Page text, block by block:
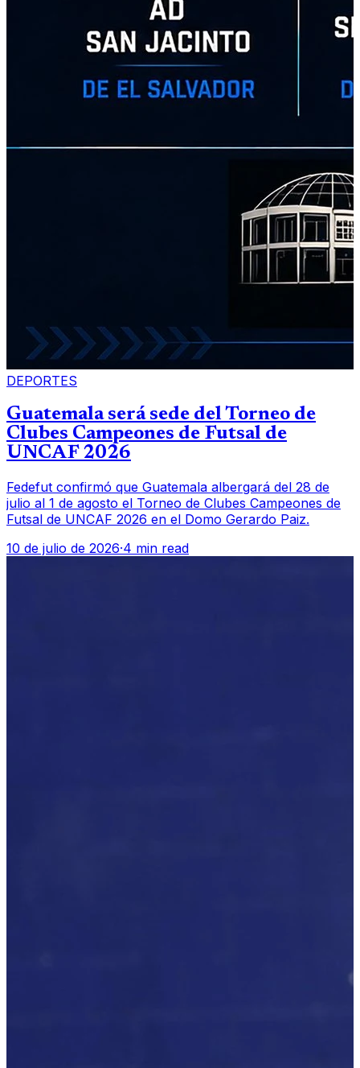
DEPORTES
Guatemala será sede del Torneo de
Clubes Campeones de Futsal de
UNCAF 2026
Fedefut confirmó que Guatemala albergará del 28 de
julio al 1 de agosto el Torneo de Clubes Campeones de
Futsal de UNCAF 2026 en el Domo Gerardo Paiz.
10 de julio de 2026·4 min read